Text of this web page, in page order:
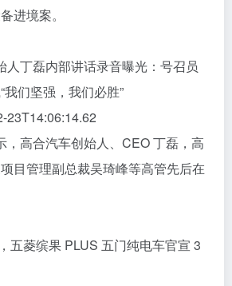
进境案。
人丁磊内部讲话录音曝光：号召员
们坚强，我们必胜”
23T14:06:14.62
，高合汽车创始人、CEO 丁磊，高
目管理副总裁吴琦峰等高管先后在
五菱缤果 PLUS 五门纯电车官宣 3